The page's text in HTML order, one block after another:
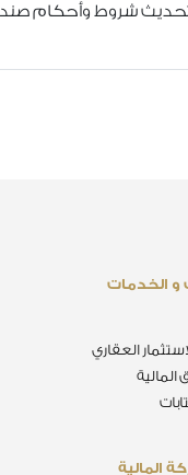
تحديث شروط وأحكام
و الخدمات
العقاري
المالية
المالية